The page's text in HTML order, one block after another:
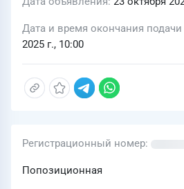
Дата и время окончания подачи
2025 г., 10:00
Регистрационный номер
Попозиционная